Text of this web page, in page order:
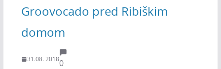
Groovocado pred Ribiškim
domom
31.08. 20180